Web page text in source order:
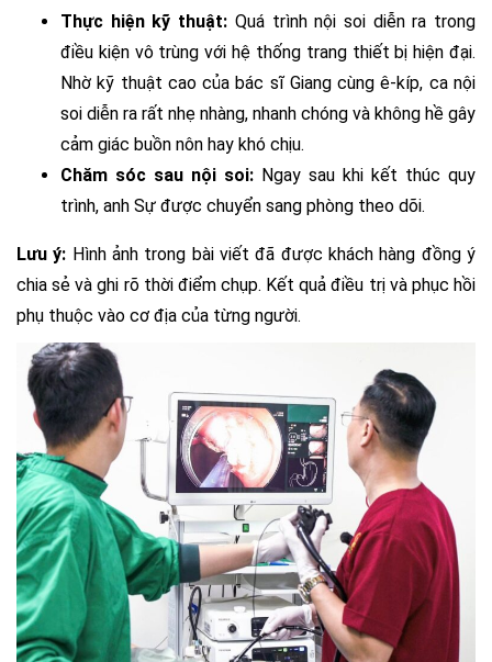
Thực hiện kỹ thuật: Quá trình nội soi diễn ra trong
điều kiện vô trùng với hệ thống trang thiết bị hiện đại.
Nhờ kỹ thuật cao của bác sĩ Giang cùng ê-kíp, ca nội
soi diễn ra rất nhẹ nhàng, nhanh chóng và không hề gây
cảm giác buồn nôn hay khó chịu.
Chăm sóc sau nội soi: Ngay sau khi kết thúc quy
trình, anh Sự được chuyển sang phòng theo dõi.
Lưu ý: Hình ảnh trong bài viết đã được khách hàng đồng ý
chia sẻ và ghi rõ thời điểm chụp. Kết quả điều trị và phục hồi
phụ thuộc vào cơ địa của từng người.